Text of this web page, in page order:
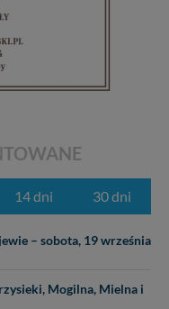
14 dni 30 dni
– sobota, 19 września
Mogilna, Mielna i